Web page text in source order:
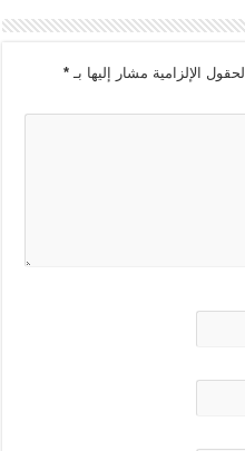
الحقول الإلزامية مشار إليها بـ*